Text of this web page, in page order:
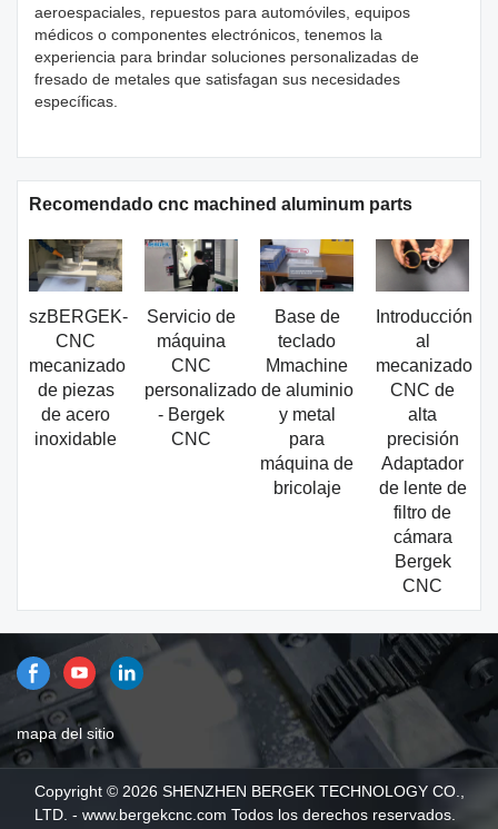
aeroespaciales, repuestos para automóviles, equipos
médicos o componentes electrónicos, tenemos la
experiencia para brindar soluciones personalizadas de
fresado de metales que satisfagan sus necesidades
específicas.
Recomendado cnc machined aluminum parts
szBERGEK-
CNC
mecanizado
de piezas
de acero
inoxidable
Servicio de
máquina
CNC
personalizado
- Bergek
CNC
Base de
teclado
Mmachine
de aluminio
y metal
para
máquina de
bricolaje
Introducción
al
mecanizado
CNC de
alta
precisión
Adaptador
de lente de
filtro de
cámara
Bergek
CNC
mapa del sitio
Copyright © 2026 SHENZHEN BERGEK TECHNOLOGY CO.,
LTD. - www.bergekcnc.com Todos los derechos reservados.